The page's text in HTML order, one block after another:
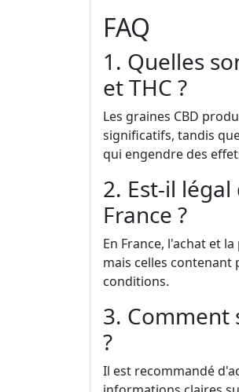
FAQ
1. Quelles
et THC ?
Les graines CBD
significatifs, tandis
qui engendre des
2. Est-il
France ?
En France, l'achat et
mais celles contenant
conditions.
3. Comment
?
Il est recommandé